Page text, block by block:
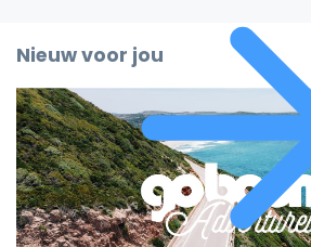
Nieuw voor jou